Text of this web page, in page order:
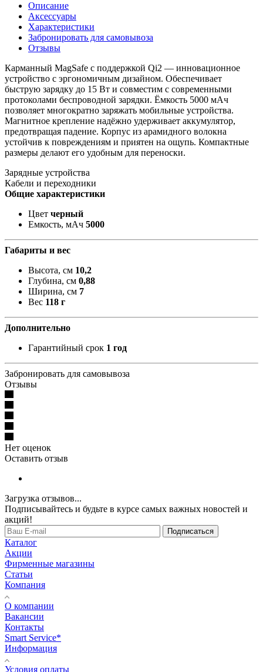
Описание
Аксессуары
Характеристики
Забронировать для самовывоза
Отзывы
Карманный MagSafe с поддержкой Qi2 — инновационное
устройство с эргономичным дизайном. Обеспечивает
быструю зарядку до 15 Вт и совместим с современными
протоколами беспроводной зарядки. Ёмкость 5000 мАч
позволяет многократно заряжать мобильные устройства.
Магнитное крепление надёжно удерживает аккумулятор,
предотвращая падение. Корпус из арамидного волокна
устойчив к повреждениям и приятен на ощупь. Компактные
размеры делают его удобным для переноски.
Зарядные устройства
Кабели и переходники
Общие характеристики
Цвет черный
Емкость, мАч 5000
Габариты и вес
Высота, см 10,2
Глубина, см 0,88
Ширина, см 7
Вес 118 г
Дополнительно
Гарантийный срок 1 год
Забронировать для самовывоза
Отзывы
Нет оценок
Оставить отзыв
Загрузка отзывов...
Подписывайтесь и будьте в курсе самых важных новостей и
акций!
Подписаться
Каталог
Акции
Фирменные магазины
Статьи
Компания
О компании
Вакансии
Контакты
Smart Service*
Информация
Условия оплаты